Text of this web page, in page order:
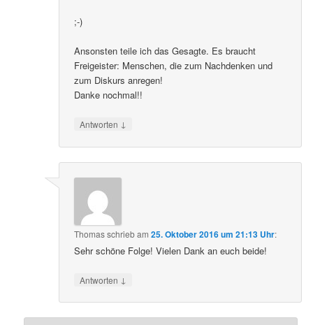
;-)
Ansonsten teile ich das Gesagte. Es braucht
Freigeister: Menschen, die zum Nachdenken und
zum Diskurs anregen!
Danke nochmal!!
Antworten ↓
Thomasschriebam25. Oktober 2016 um 21:13 Uhr:
Sehr schöne Folge! Vielen Dank an euch beide!
Antworten ↓